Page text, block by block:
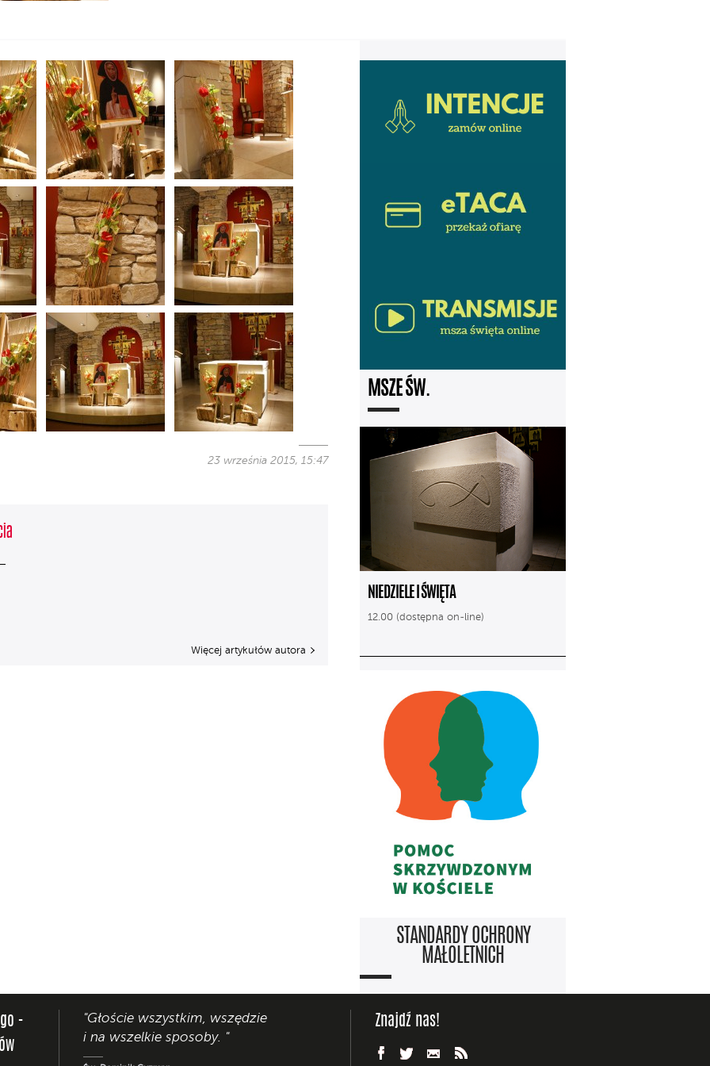
23 września 2015, 15:47
Więcej artykułów autora
MSZE ŚW.
NIEDZIELE I ŚWIĘTA
12.00 (dostępna on-line)
STANDARDY OCHRONY
MAŁOLETNICH
-
"Głoście wszystkim, wszędzie
i na wszelkie sposoby. "
Znajdź nas!